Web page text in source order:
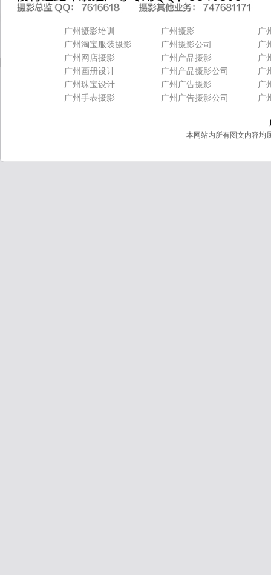
广州摄影培训 广州摄影
广
广州淘宝服装摄影
广州摄影公司
广
广州网店摄影
广州产品摄影
广
广州画册设计
广州产品摄影公司
广
广州珠宝设计
广州广告摄影
广
广州手表摄影
广州广告摄影公司 广
本网站内所有图文内容